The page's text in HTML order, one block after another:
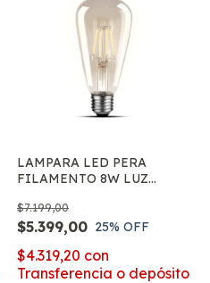
LAMPARA LED PERA
FILAMENTO 8W LUZ
$5.399,00
$7.199,00
25% OFF
$4.319,20 con
Transferencia o depósito